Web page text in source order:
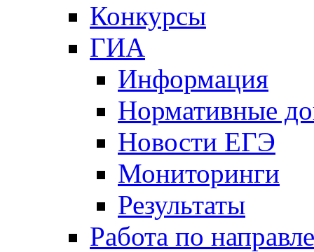
Конкурсы
ГИА
Информация
Нормативные
Новости ЕГЭ
Мониторинги
Результаты
Работа по